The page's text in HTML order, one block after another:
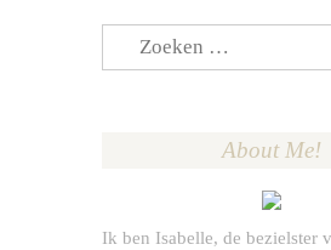
Zoeken
naar:
About Me!
Ik ben Isabelle, de bezielster